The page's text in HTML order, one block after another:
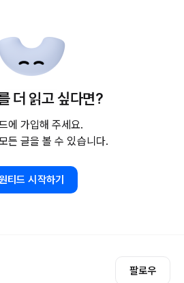
더 읽고 싶다면?
에 가입해 주세요.
든 글을 볼 수 있습니다.
티드 시작하기
팔로우